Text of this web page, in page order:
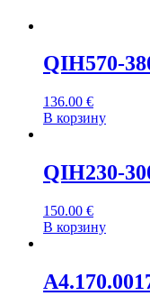
QIH570-
136.00 €
В корзину
QIH230-
150.00 €
В корзину